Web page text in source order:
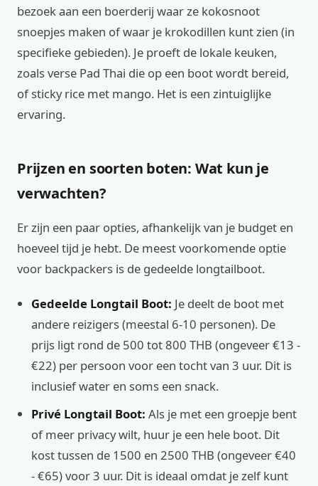
bezoek aan een boerderij waar ze kokosnoot
snoepjes maken of waar je krokodillen kunt zien (in
specifieke gebieden). Je proeft de lokale keuken,
zoals verse Pad Thai die op een boot wordt bereid,
of sticky rice met mango. Het is een zintuiglijke
ervaring.
Prijzen en soorten boten: Wat kun je
verwachten?
Er zijn een paar opties, afhankelijk van je budget en
hoeveel tijd je hebt. De meest voorkomende optie
voor backpackers is de gedeelde longtailboot.
Gedeelde Longtail Boot: Je deelt de boot met
andere reizigers (meestal 6-10 personen). De
prijs ligt rond de 500 tot 800 THB (ongeveer €13 -
€22) per persoon voor een tocht van 3 uur. Dit is
inclusief water en soms een snack.
Privé Longtail Boot: Als je met een groepje bent
of meer privacy wilt, huur je een hele boot. Dit
kost tussen de 1500 en 2500 THB (ongeveer €40
- €65) voor 3 uur. Dit is ideaal omdat je zelf kunt